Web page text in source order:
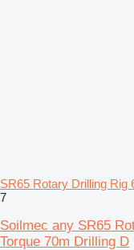
SR65 Rotary Drilling Rig
7
Soilmec any SR65
Torque 70m Drilling D